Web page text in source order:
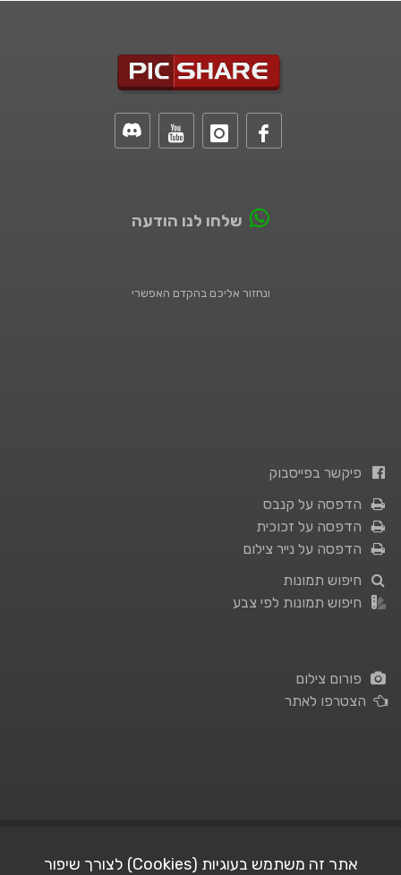
שלחו לנו הודעה
ונחזור אליכם בהקדם האפשרי
פיקשר בפייסבוק
הדפסה על קנבס
הדפסה על זכוכית
הדפסה על נייר צילום
חיפוש תמונות
חיפוש תמונות לפי צבע
פורום צילום
הצטרפו לאתר
אתר זה משתמש בעוגיות (Cookies) לצורך שיפור